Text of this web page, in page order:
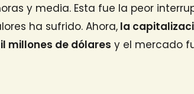
y media. Esta fue la peor
ha sufrido. Ahora, la
millones de dólares y el mercado